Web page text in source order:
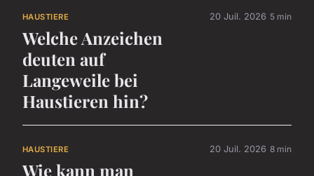
HAUSTIERE
Welche Anzeichen
deuten auf
Langeweile bei
Haustieren hin?
20 Juil. 2026 5 min
HAUSTIERE
Wie kann man
20 Juil. 2026 8 min